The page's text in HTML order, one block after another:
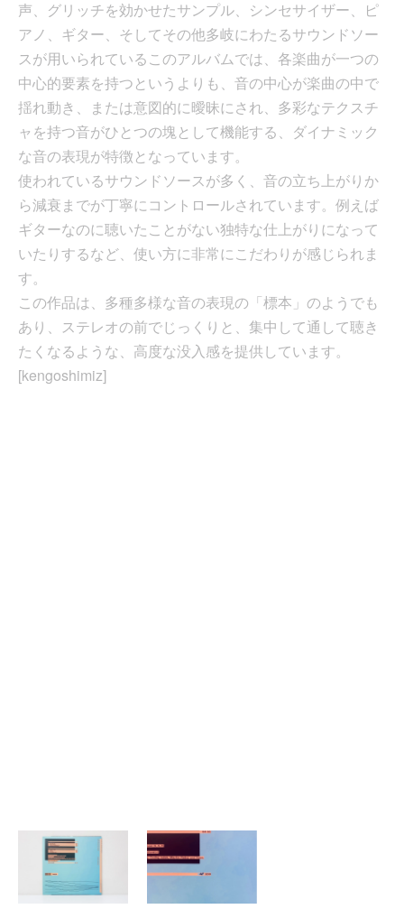
声、グリッチを効かせたサンプル、シンセサイザー、ピ
アノ、ギター、そしてその他多岐にわたるサウンドソー
スが用いられているこのアルバムでは、各楽曲が一つの
中心的要素を持つというよりも、音の中心が楽曲の中で
揺れ動き、または意図的に曖昧にされ、多彩なテクスチ
ャを持つ音がひとつの塊として機能する、ダイナミック
な音の表現が特徴となっています。
使われているサウンドソースが多く、音の立ち上がりか
ら減衰までが丁寧にコントロールされています。例えば
ギターなのに聴いたことがない独特な仕上がりになって
いたりするなど、使い方に非常にこだわりが感じられま
す。
この作品は、多種多様な音の表現の「標本」のようでも
あり、ステレオの前でじっくりと、集中して通して聴き
たくなるような、高度な没入感を提供しています。
[kengoshimiz]